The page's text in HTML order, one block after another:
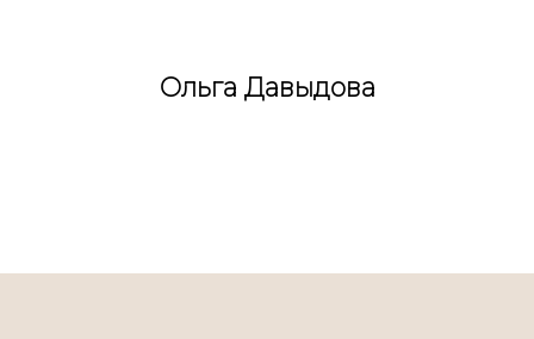
Ольга Давыдова